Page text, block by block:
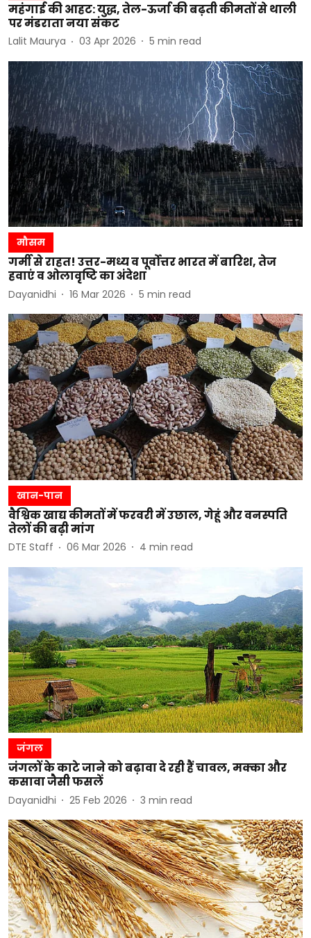
महंगाई की आहट: युद्ध, तेल-ऊर्जा की बढ़ती कीमतों से थाली
पर मंडराता नया संकट
Lalit Maurya 03 Apr 2026 5 min read
मौसम
गर्मी से राहत! उत्तर-मध्य व पूर्वोत्तर भारत में बारिश, तेज
हवाएं व ओलावृष्टि का अंदेशा
Dayanidhi 16 Mar 2026 5 min read
खान-पान
वैश्विक खाद्य कीमतों में फरवरी में उछाल, गेहूं और वनस्पति
तेलों की बढ़ी मांग
DTE Staff 06 Mar 2026 4 min read
जंगल
जंगलों के काटे जाने को बढ़ावा दे रही हैं चावल, मक्का और
कसावा जैसी फसलें
Dayanidhi 25 Feb 2026 3 min read